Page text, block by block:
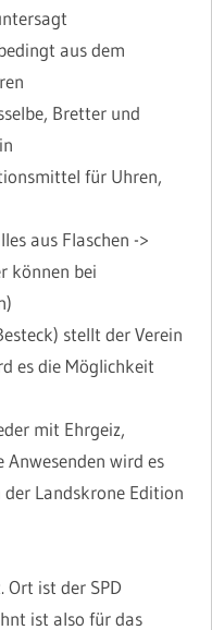
aus dem
Bretter und
für Uhren,
aus Flaschen ->
können bei
stellt der Verein
es die Möglichkeit
mit Ehrgeiz,
wird es
Landskrone Edition
ist der SPD
ist also für das